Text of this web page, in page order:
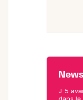
J-5